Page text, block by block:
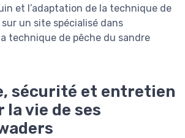
et l’adaptation de la technique de
un site spécialisé dans
technique de pêche du sandre
sécurité et entretien
la vie de ses